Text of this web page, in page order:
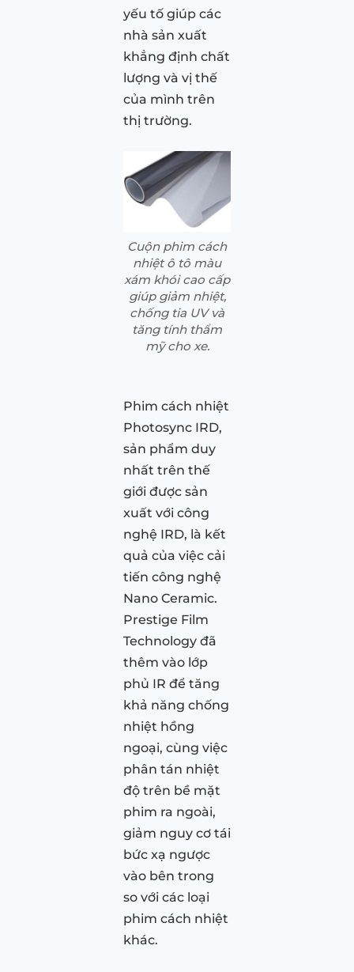
yếu tố giúp các
nhà sản xuất
khẳng định chất
lượng và vị thế
của mình trên
thị trường.
Cuộn phim cách
nhiệt ô tô màu
xám khói cao cấp
giúp giảm nhiệt,
chống tia UV và
tăng tính thẩm
mỹ cho xe.
Phim cách nhiệt
Photosync IRD,
sản phẩm duy
nhất trên thế
giới được sản
xuất với công
nghệ IRD, là kết
quả của việc cải
tiến công nghệ
Nano Ceramic.
Prestige Film
Technology đã
thêm vào lớp
phủ IR để tăng
khả năng chống
nhiệt hồng
ngoại, cùng việc
phân tán nhiệt
độ trên bề mặt
phim ra ngoài,
giảm nguy cơ tái
bức xạ ngược
vào bên trong
so với các loại
phim cách nhiệt
khác.